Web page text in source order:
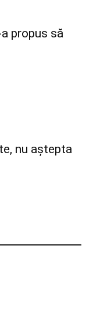
propus să
nu aștepta